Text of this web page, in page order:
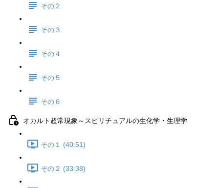
その２
その３
その４
その５
その６
オカルト超常現象～スピリチュアルの生化学・生理学
その１ (40:51)
その２ (33:38)